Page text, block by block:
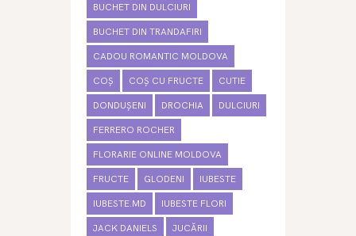
BUCHET DIN DULCIURI
BUCHET DIN TRANDAFIRI
CADOU ROMANTIC MOLDOVA
COȘ COȘ CU FRUCTE CUTIE
DONDUȘENI DROCHIA DULCIURI
FERRERO ROCHER
FLORARIE ONLINE MOLDOVA
FRUCTE GLODENI IUBESTE
IUBESTE.MD IUBESTE FLORI
JACK DANIELS JUCĂRII